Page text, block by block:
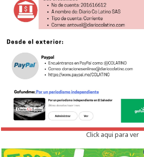
Click aqui para ver